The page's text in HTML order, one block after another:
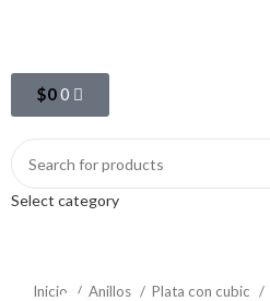
$00
Select category
Inicio Anillos Plata con cubic